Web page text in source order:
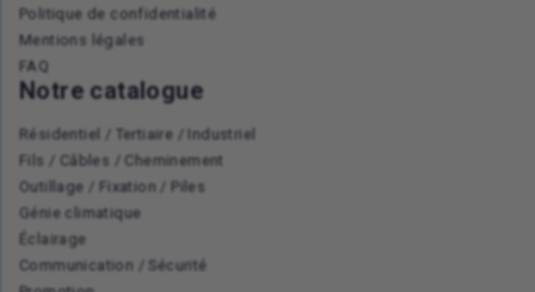
Politique de confidentialité
Mentions légales
FAQ
Notre catalogue
Résidentiel / Tertiaire / Industriel
Fils / Câbles / Cheminement
Outillage / Fixation / Piles
Génie climatique
Éclairage
Communication / Sécurité